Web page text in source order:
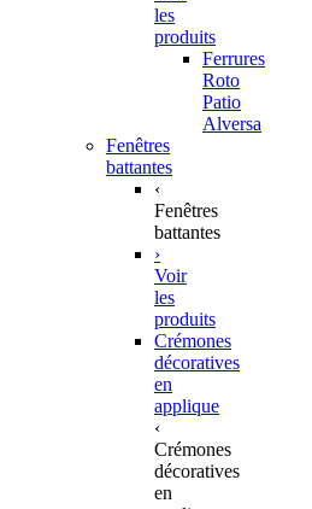
les
produits
Ferrures
Roto
Patio
Alversa
Fenêtres
battantes
‹
Fenêtres
battantes
›
Voir
les
produits
Crémones
décoratives
en
applique
‹
Crémones
décoratives
en